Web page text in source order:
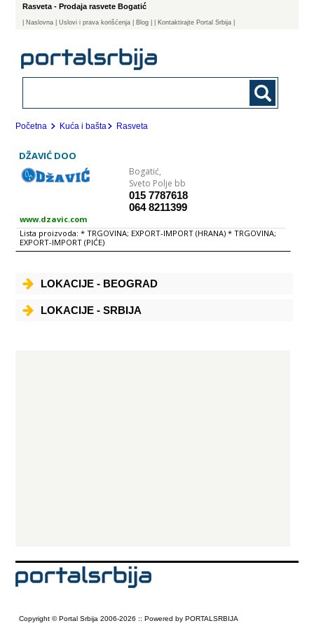
Rasveta - Prodaja rasvete Bogatić
Naslovna | Uslovi i prava korišćenja Blog | Kontaktirajte Portal Srbija |
Početna Kuća i bašta Rasveta
DŽAVIĆ DOO
Bogatić,
Sveto Polje bb
015 7787618
064 8211399
www.dzavic.com
Lista proizvoda: * TRGOVINA; EXPORT-IMPORT (HRANA) * TRGOVINA;
EXPORT-IMPORT (PIĆE)
LOKACIJE - BEOGRAD
LOKACIJE - SRBIJA
Copyright © Portal Srbija 2006-2026 :: Powered by PORTALSRBIJA